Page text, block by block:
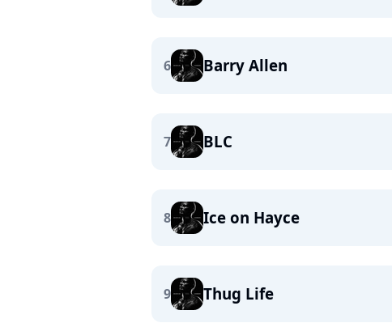
6 Barry Allen
7 BLC
8 Ice on Hayce
9 Thug Life